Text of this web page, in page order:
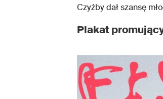
Czyżby dał szansę
Plakat